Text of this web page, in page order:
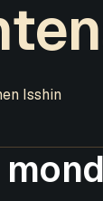
Isshin